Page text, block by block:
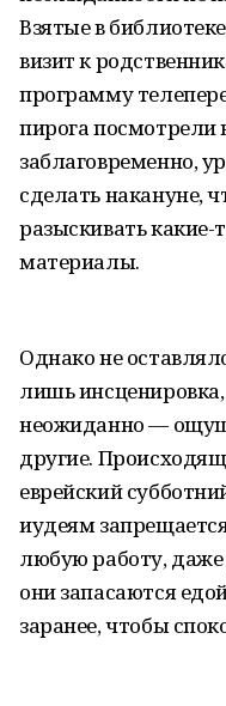
Взятые в
визит к
программу
пирога посмотрели
заблаговременно,
сделать накануне,
разыскивать
материалы.
Однако не
лишь
неожиданно —
другие.
еврейский
иудеям
любую работу,
они запасаются
заранее, чтобы